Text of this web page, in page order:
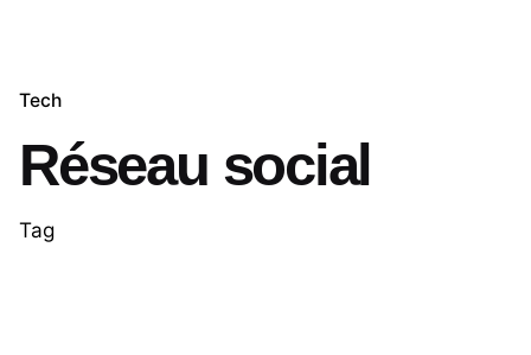
Tech
Réseau social
Tag